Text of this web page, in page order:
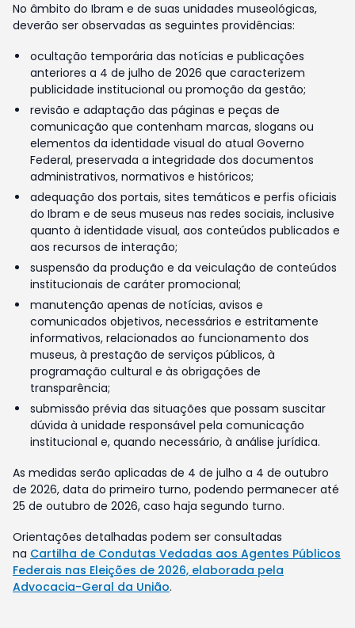
No âmbito do Ibram e de suas unidades museológicas,
deverão ser observadas as seguintes providências:
ocultação temporária das notícias e publicações
anteriores a 4 de julho de 2026 que caracterizem
publicidade institucional ou promoção da gestão;
revisão e adaptação das páginas e peças de
comunicação que contenham marcas, slogans ou
elementos da identidade visual do atual Governo
Federal, preservada a integridade dos documentos
administrativos, normativos e históricos;
adequação dos portais, sites temáticos e perfis oficiais
do Ibram e de seus museus nas redes sociais, inclusive
quanto à identidade visual, aos conteúdos publicados e
aos recursos de interação;
suspensão da produção e da veiculação de conteúdos
institucionais de caráter promocional;
manutenção apenas de notícias, avisos e
comunicados objetivos, necessários e estritamente
informativos, relacionados ao funcionamento dos
museus, à prestação de serviços públicos, à
programação cultural e às obrigações de
transparência;
submissão prévia das situações que possam suscitar
dúvida à unidade responsável pela comunicação
institucional e, quando necessário, à análise jurídica.
As medidas serão aplicadas de 4 de julho a 4 de outubro
de 2026, data do primeiro turno, podendo permanecer até
25 de outubro de 2026, caso haja segundo turno.
Orientações detalhadas podem ser consultadas
na Cartilha de Condutas Vedadas aos Agentes Públicos
Federais nas Eleições de 2026, elaborada pela
Advocacia-Geral da União.